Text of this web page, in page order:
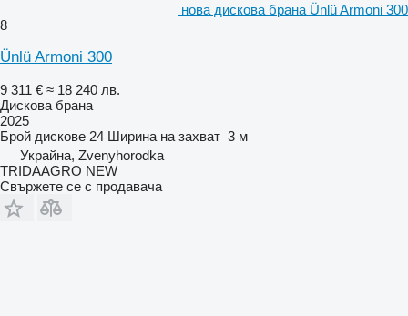
нова дискова брана Ünlü Armoni 300
8
Ünlü Armoni 300
9 311 € ≈ 18 240 лв.
Дискова брана
2025
Брой дискове 24 Ширина на захват 3 м
Украйна, Zvenyhorodka
TRIDAAGRO NEW
Свържете се с продавача